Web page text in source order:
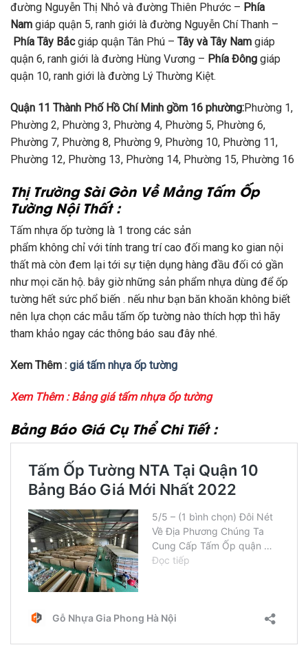
đường Nguyễn Thị Nhỏ và đường Thiên Phước – Phía
Nam giáp quận 5, ranh giới là đường Nguyễn Chí Thanh –
Phía Tây Bắcgiáp quận Tân Phú – Tây và Tây Nam giáp
quận 6, ranh giới là đường Hùng Vương – Phía Đông giáp
quận 10, ranh giới là đường Lý Thường Kiệt.
Quận 11 Thành Phố Hồ Chí Minh gồm 16 phường:Phường 1,
Phường 2, Phường 3, Phường 4, Phường 5, Phường 6,
Phường 7, Phường 8, Phường 9, Phường 10, Phường 11,
Phường 12, Phường 13, Phường 14, Phường 15, Phường 16
Thị Trường Sài Gòn Về Mảng Tấm Ốp
Tường Nội Thất :
Tấm nhựa ốp tường là 1 trong các sản
phẩm không chỉ với tính trang trícao đối mang ko gian nội
thất mà còn đem lại tới sự tiện dụng hàng đầu đối có gần
như mọi căn hộ. bây giờnhững sản phẩm nhựa dùng để ốp
tường hết sức phổ biến . nếu như bạn băn khoăn không biết
nên lựa chọn các mẫu tấm ốp tường nào thích hợp thì hãy
tham khảo ngay các thông báo sau đây nhé.
Xem Thêm : giá tấm nhựa ốp tường
Xem Thêm :Bảng giá tấm nhựa ốp tường
Bảng Báo Giá Cụ Thể Chi Tiết :